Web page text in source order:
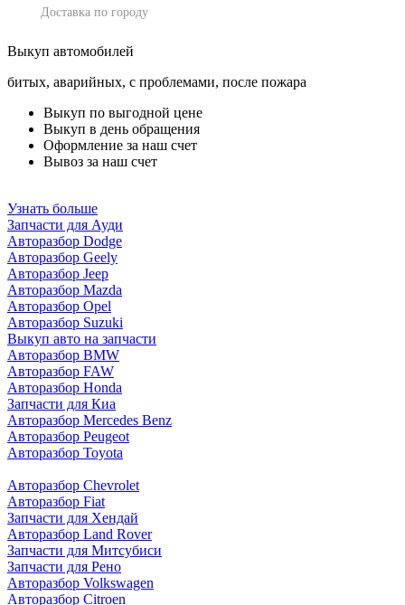
Доставка по городу
Выкуп автомобилей
битых, аварийных, с проблемами, после пожара
Выкуп по выгодной цене
Выкуп в день обращения
Оформление за наш счет
Вывоз за наш счет
Узнать больше
Запчасти для Ауди
Авторазбор Dodge
Авторазбор Geely
Авторазбор Jeep
Авторазбор Mazda
Авторазбор Opel
Авторазбор Suzuki
Выкуп авто на запчасти
Авторазбор BMW
Авторазбор FAW
Авторазбор Honda
Запчасти для Киа
Авторазбор Mercedes Benz
Авторазбор Peugeot
Авторазбор Toyota
Авторазбор Chevrolet
Авторазбор Fiat
Запчасти для Хендай
Авторазбор Land Rover
Запчасти для Митсубиси
Запчасти для Рено
Авторазбор Volkswagen
Авторазбор Citroen